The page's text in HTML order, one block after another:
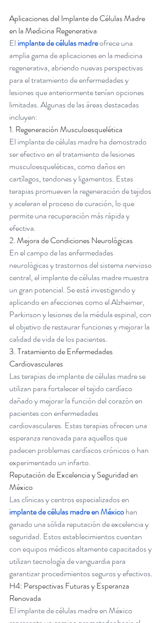
Aplicaciones del Implante de Células Madre
en la Medicina Regenerativa
El implante de células madreofrece una
amplia gama de aplicaciones en la medicina
regenerativa, abriendo nuevas perspectivas
para el tratamiento de enfermedades y
lesiones que anteriormente tenían opciones
limitadas. Algunas de las áreas destacadas
incluyen:
1. Regeneración Musculoesquelética
El implante de células madre ha demostrado
ser efectivo en el tratamiento de lesiones
musculoesqueléticas, como daños en
cartílagos, tendones y ligamentos. Estas
terapias promueven la regeneración de tejidos
y aceleran el proceso de curación, lo que
permite una recuperación más rápida y
efectiva.
2. Mejora de Condiciones Neurológicas
En el campo de las enfermedades
neurológicas y trastornos del sistema nervioso
central, el implante de células madre muestra
un gran potencial. Se está investigando y
aplicando en afecciones como el Alzheimer,
Parkinson y lesiones de la médula espinal, con
el objetivo de restaurar funciones y mejorar la
calidad de vida de los pacientes.
3. Tratamiento de Enfermedades
Cardiovasculares
Las terapias de implante de células madre se
utilizan para fortalecer el tejido cardíaco
dañado y mejorar la función del corazón en
pacientes con enfermedades
cardiovasculares. Estas terapias ofrecen una
esperanza renovada para aquellos que
padecen problemas cardíacos crónicos o han
experimentado un infarto.
Reputación de Excelencia y Seguridad en
México
Las clínicas y centros especializados en
implante de células madre en México han
ganado una sólida reputación de excelencia y
seguridad. Estos establecimientos cuentan
con equipos médicos altamente capacitados y
utilizan tecnología de vanguardia para
garantizar procedimientos seguros y efectivos.
H4: Perspectivas Futuras y Esperanza
Renovada
El implante de células madre en México